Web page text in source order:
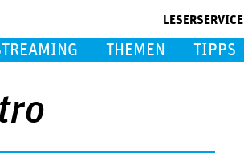
LESERSERVICE
THEMEN TIPPS